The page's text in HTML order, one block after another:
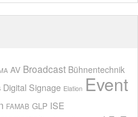
AV Broadcast Bühnentechnik
Digital Signage Elation Event
FAMAB GLP ISE